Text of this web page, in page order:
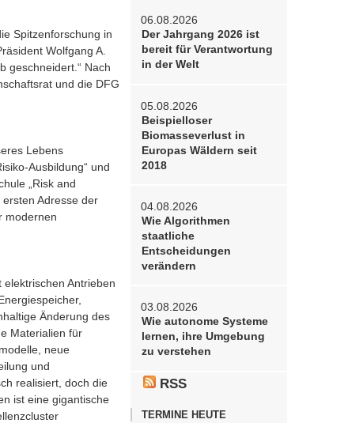
Spitzenforschung in
Wolfgang A.
geschneidert.“ Nach
und die DFG
Lebens
Ausbildung“ und
„Risk and
Adresse der
modernen
Antrieben
Änderung des
Materialien für
neue
und
realisiert, doch die
ist eine gigantische
06.08.2026
Der Jahrgang 2026 ist
bereit für Verantwortung
in der Welt
05.08.2026
Beispielloser
Biomasseverlust in
Europas Wäldern seit
2018
04.08.2026
Wie Algorithmen
staatliche
Entscheidungen
verändern
03.08.2026
Wie autonome Systeme
lernen, ihre Umgebung
zu verstehen
RSS
TERMINE HEUTE